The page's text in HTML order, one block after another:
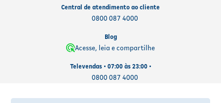
Central de atendimento ao cliente
0800 087 4000
Blog
Acesse, leia e compartilhe
Televendas • 07:00 às 23:00 •
0800 087 4000